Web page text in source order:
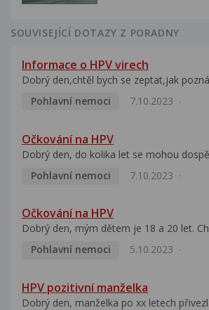
SOUVISEJÍCÍ DOTAZY Z PORADNY
Informace o HPV virech
Dobrý den,chtěl bych se zeptat,jak
Pohlavní nemoci
7.10.2023
Očkování na HPV
Dobrý den, do kolika let se mohou
Pohlavní nemoci
7.10.2023
Očkování na HPV
Dobrý den, mým dětem je 18 a 20 let.
Pohlavní nemoci
5.10.2023
HPV pozitivní manželka
Dobrý den, manželka po xx letech